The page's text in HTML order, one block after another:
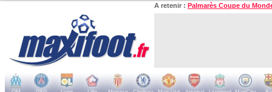
A retenir : Palmarès Coupe du